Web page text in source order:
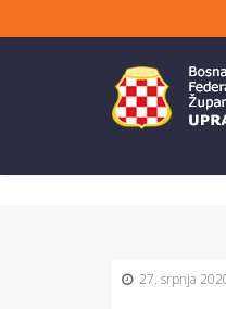
27. srpnja